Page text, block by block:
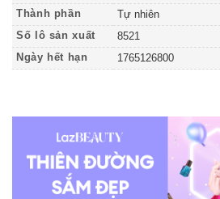
Thành phần
Tự nhiên
Số lô sản xuất
8521
Ngày hết hạn
1765126800